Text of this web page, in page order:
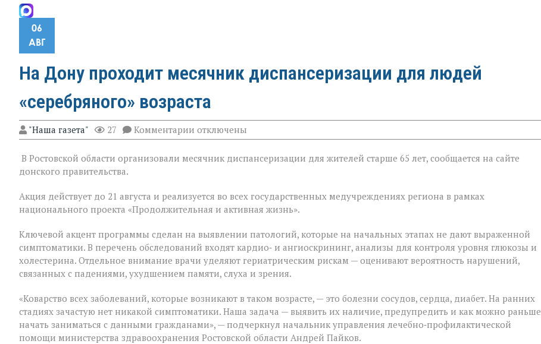
06
АВГ
На Дону проходит месячник диспансеризации для людей
«серебряного» возраста
"Наша газета" 27 Комментарии к
записи
Дону
для
людей
отключены
В Ростовской области организовали месячник диспансеризации для жителей старше 65 лет, сообщается на сайте
донского правительства.
Акция действует до 21 августа и реализуется во всех государственных медучреждениях региона в рамках
национального проекта «Продолжительная и активная жизнь».
Ключевой акцент программы сделан на выявлении патологий, которые на начальных этапах не дают выраженной
симптоматики. В перечень обследований входят кардио‑ и ангиоскрининг, анализы для контроля уровня глюкозы и
холестерина. Отдельное внимание врачи уделяют гериатрическим рискам — оценивают вероятность нарушений,
связанных с падениями, ухудшением памяти, слуха и зрения.
«Коварство всех заболеваний, которые возникают в таком возрасте, — это болезни сосудов, сердца, диабет. На ранних
стадиях зачастую нет никакой симптоматики. Наша задача — выявить их наличие, предупредить и как можно раньше
начать заниматься с данными гражданами», — подчеркнул начальник управления лечебно‑профилактической
помощи министерства здравоохранения Ростовской области Андрей Пайков.